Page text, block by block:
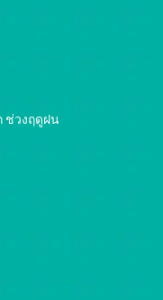
ช่วงฤดูฝน